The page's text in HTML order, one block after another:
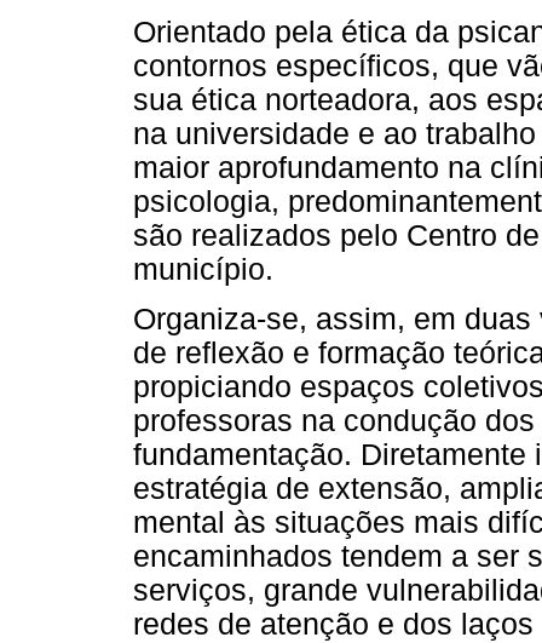
Orientado pela ética da
contornos específicos, que
sua ética norteadora, aos
na universidade e ao
maior aprofundamento na
psicologia,
são realizados pelo Centro
município.
Organiza-se, assim, em
de reflexão e formação
propiciando espaços
professoras na condução
fundamentação.
estratégia de extensão,
mental às situações mais
encaminhados tendem a ser
serviços, grande
redes de atenção e dos